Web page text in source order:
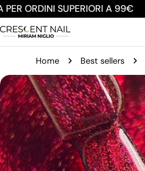
Salta
contenuto
ORDINI SUPERIORI A 99€
Home Best sellers
Passa
alle
informazioni
sul
prodotto